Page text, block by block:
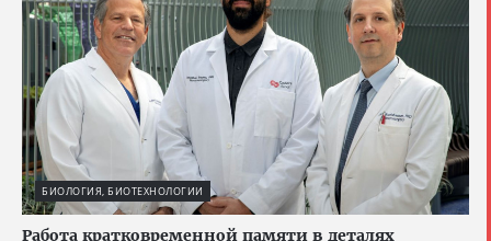
БИОЛОГИЯ, БИОТЕХНОЛОГИИ
Работа кратковременной памяти в деталях